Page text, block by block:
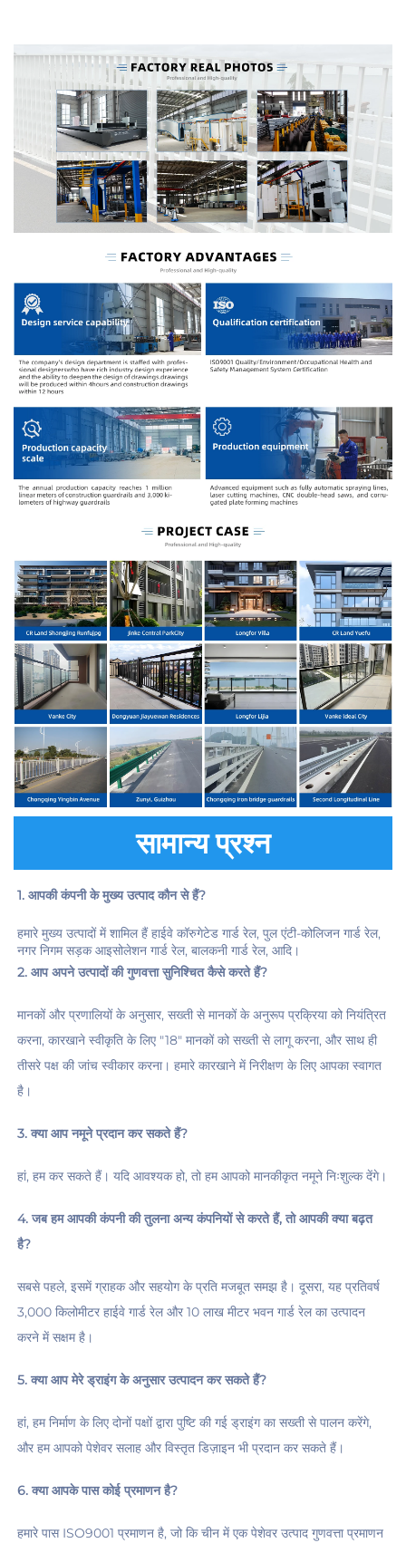
सामान्य प्रश्न
1. आपकी कंपनी के मुख्य उत्पाद कौन से हैं?
हमारे मुख्य उत्पादों में शामिल हैं हाईवे कॉरुगेटेड गार्ड रेल, पुल एंटी-कोलिजन गार्ड रेल,
नगर निगम सड़क आइसोलेशन गार्ड रेल, बालकनी गार्ड रेल, आदि।
2. आप अपने उत्पादों की गुणवत्ता सुनिश्चित कैसे करते हैं?
मानकों और प्रणालियों के अनुसार, सख्ती से मानकों के अनुरूप प्रक्रिया को नियंत्रित
करना, कारखाने स्वीकृति के लिए "18" मानकों को सख्ती से लागू करना, और साथ ही
तीसरे पक्ष की जांच स्वीकार करना। हमारे कारखाने में निरीक्षण के लिए आपका स्वागत
है।
3. क्या आप नमूने प्रदान कर सकते हैं?
4. जब हम आपकी कंपनी की तुलना अन्य कंपनियों से करते हैं, तो आपकी क्या बढ़त
है?
सबसे पहले, इसमें ग्राहक और सहयोग के प्रति मजबूत समझ है। दूसरा, यह प्रतिवर्ष
3,000 किलोमीटर हाईवे गार्ड रेल और 10 लाख मीटर भवन गार्ड रेल का उत्पादन
करने में सक्षम है।
5. क्या आप मेरे ड्राइंग के अनुसार उत्पादन कर सकते हैं?
हां, हम निर्माण के लिए दोनों पक्षों द्वारा पुष्टि की गई ड्राइंग का सख्ती से पालन करेंगे,
और हम आपको पेशेवर सलाह और विस्तृत डिज़ाइन भी प्रदान कर सकते हैं।
6. क्या आपके पास कोई प्रमाणन है?
हमारे पास ISO9001 प्रमाणन है, जो कि चीन में एक पेशेवर उत्पाद गुणवत्ता प्रमाणन